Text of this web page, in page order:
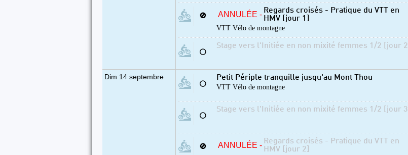
🚫 ANNULÉE - Regards croisés - Pratique du VTT en
HMV [jour 1]
VTT Vélo de montagne
⚪
Stage vers l'Initiée en non mixité femmes 1/2 [jour 2]
Dim 14 septembre
⚪
Petit Périple tranquille jusqu'au Mont Thou
VTT Vélo de montagne
⚪
Stage vers l'Initiée en non mixité femmes 1/2 [jour 3]
🚫 ANNULÉE - Regards croisés - Pratique du VTT en
HMV [jour 2]